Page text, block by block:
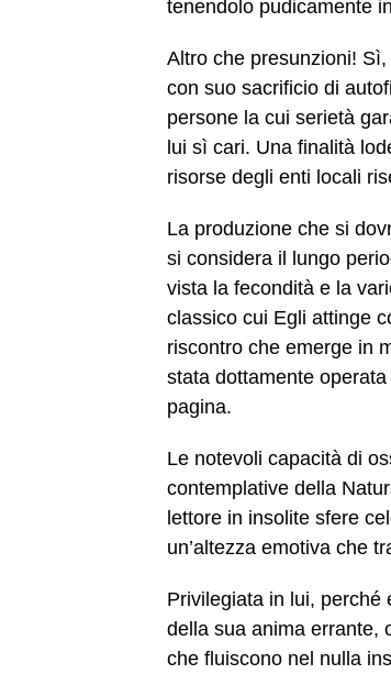
tenendolo pudicamente
Altro che presunzioni!
con suo sacrificio di
persone la cui serietà
lui sì cari. Una finalità
risorse degli enti locali
La produzione che si
si considera il lungo
vista la fecondità e la
classico cui Egli attinge
riscontro che emerge in
stata dottamente
pagina.
Le notevoli capacità di
contemplative della
lettore in insolite sfere
un’altezza emotiva che
Privilegiata in lui, perché
della sua anima errante,
che fluiscono nel nulla